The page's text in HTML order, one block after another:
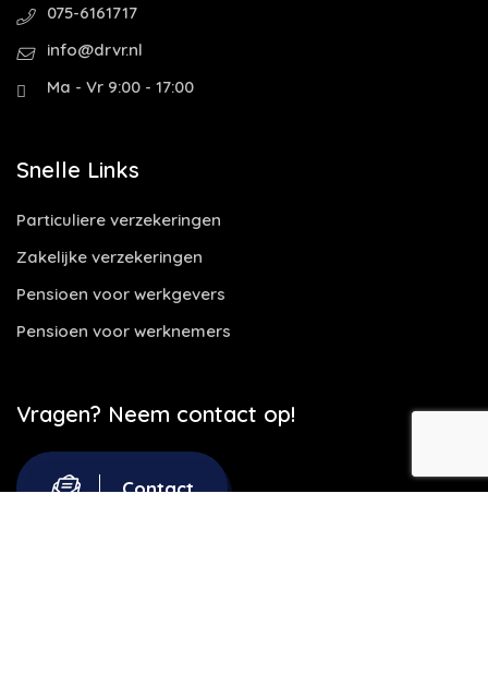
075-6161717
info@drvr.nl
Ma - Vr 9:00 - 17:00
Snelle Links
Particuliere verzekeringen
Zakelijke verzekeringen
Pensioen voor werkgevers
Pensioen voor werknemers
Vragen? Neem contact op!
Contact